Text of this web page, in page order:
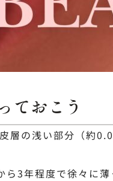
ておこう
層の浅い部分（約
3年程度で徐々に薄